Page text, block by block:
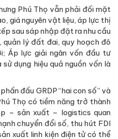
Phú Thọ vẫn phải đối mặt
giá nguyên vật liệu, áp lực thị
sau sáp nhập đặt ra nhu cầu
lý đất đai, quy hoạch đô
Áp lực giải ngân vốn đầu tư
dụng hiệu quả nguồn vốn là
đấu GRDP “hai con số” và
Thọ có tiềm năng trở thành
– sản xuất – logistics quan
chuyển đổi số, thu hút FDI
xuất linh kiện điện tử có thể